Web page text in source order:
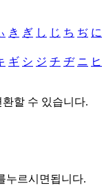
き ぎ し じ ち ぢ に
ギ シ ジ チ ヂ ニ ヒ
할 수 있습니다.
누르시면됩니다.